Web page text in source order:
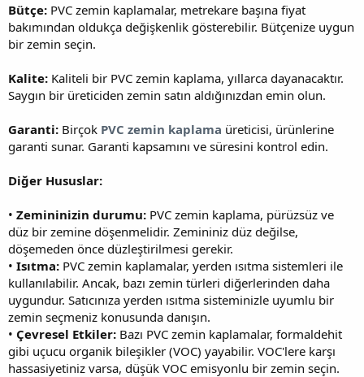
Bütçe: PVC zemin kaplamalar, metrekare başına fiyat
bakımından oldukça değişkenlik gösterebilir. Bütçenize uygun
bir zemin seçin.
Kalite: Kaliteli bir PVC zemin kaplama, yıllarca dayanacaktır.
Saygın bir üreticiden zemin satın aldığınızdan emin olun.
Garanti: Birçok PVC zemin kaplama üreticisi, ürünlerine
garanti sunar. Garanti kapsamını ve süresini kontrol edin.
Diğer Hususlar:
• Zemininizin durumu: PVC zemin kaplama, pürüzsüz ve
düz bir zemine döşenmelidir. Zemininiz düz değilse,
döşemeden önce düzleştirilmesi gerekir.
• Isıtma: PVC zemin kaplamalar, yerden ısıtma sistemleri ile
kullanılabilir. Ancak, bazı zemin türleri diğerlerinden daha
uygundur. Satıcınıza yerden ısıtma sisteminizle uyumlu bir
zemin seçmeniz konusunda danışın.
• Çevresel Etkiler: Bazı PVC zemin kaplamalar, formaldehit
gibi uçucu organik bileşikler (VOC) yayabilir. VOC'lere karşı
hassasiyetiniz varsa, düşük VOC emisyonlu bir zemin seçin.